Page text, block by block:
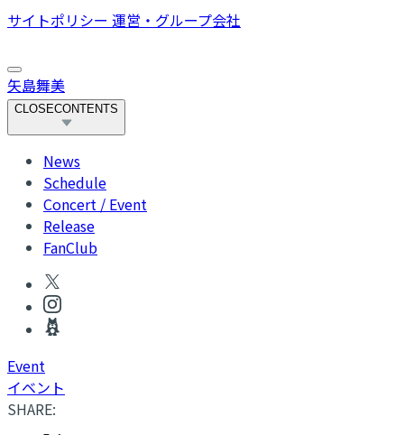
サイトポリシー 運営・グループ会社
矢島舞美
CLOSECONTENTS
News
Schedule
Concert / Event
Release
FanClub
Event
イベント
SHARE: